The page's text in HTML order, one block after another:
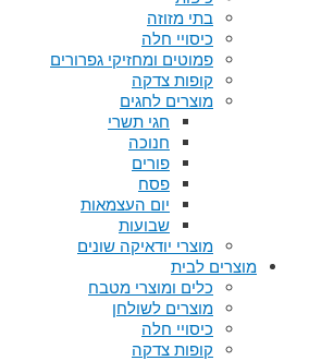
בתי מזוזה
כיסויי חלה
פמוטים ומחזיקי גפרורים
קופות צדקה
מוצרים לחגים
חגי תשרי
חנוכה
פורים
פסח
יום העצמאות
שבועות
מוצרי יודאיקה שונים
מוצרים לבית
כלים ומוצרי מטבח
מוצרים לשולחן
כיסויי חלה
קופות צדקה